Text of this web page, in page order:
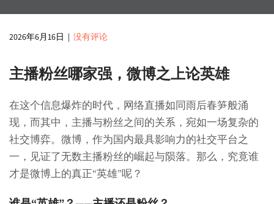
2026年6月16日 | 没有评论
主播粉丝哪家强，微博之上论英雄
在这个信息爆炸的时代，网络直播如同雨后春笋般涌
现，而其中，主播与粉丝之间的关系，宛如一场复杂的
社交博弈。微博，作为国内最具影响力的社交平台之
一，见证了无数主播粉丝的崛起与陨落。那么，究竟谁
才是微博上的真正“英雄”呢？